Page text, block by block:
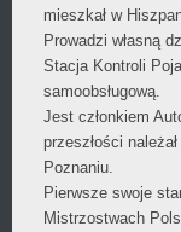
mieszkał w
Prowadzi własną
Stacja Kontroli
samoobsługową.
Jest członkiem
przeszłości
Poznaniu.
Pierwsze swoje
Mistrzostwach